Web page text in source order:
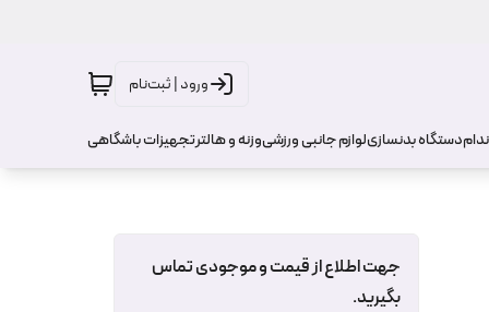
ورود | ثبت‌نام
دستگاه بدنسازیلوازم جانبی ورزشیوزنه و هالترتجهیزات باشگاهی
جهت اطلاع از قیمت و موجودی تماس
بگیرید.